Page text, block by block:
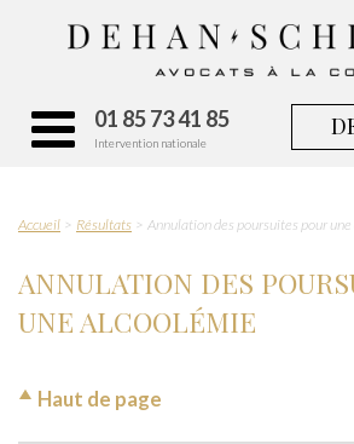
01 85 73 41 85
Intervention nationale
Accueil Résultats Annulation des poursuites pour
ANNULATION DES
UNE ALCOOLÉMIE
Haut de page